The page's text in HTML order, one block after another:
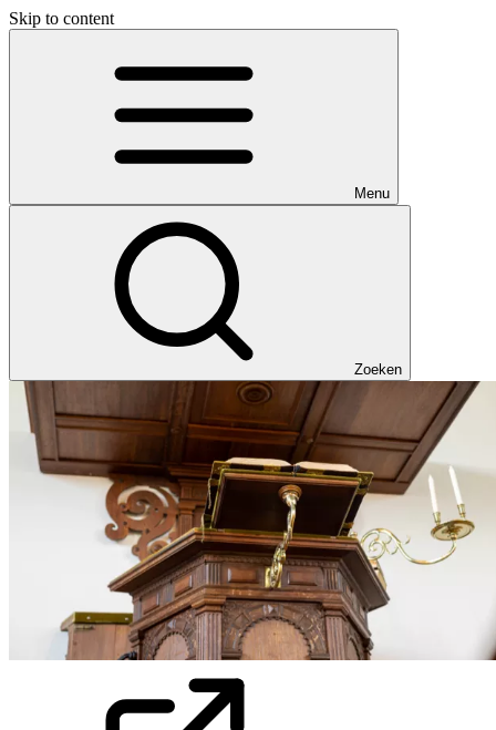
Skip to content
Menu
Zoeken